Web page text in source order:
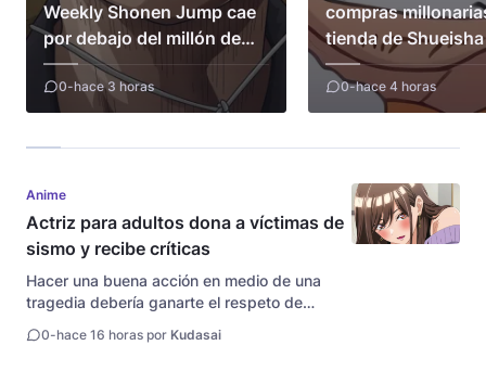
Weekly Shonen Jump cae
por debajo del millón de
copias
0-hace 3 horas
compras
tienda de Shueisha
0-hace 4 horas
Anime
Actriz para adultos dona a víctimas de
sismo y recibe críticas
Hacer una buena acción en medio de una
tragedia debería ganarte el respeto de
encuentra la manera de arruinar el momento
0-hace 16 horas por Kudasai